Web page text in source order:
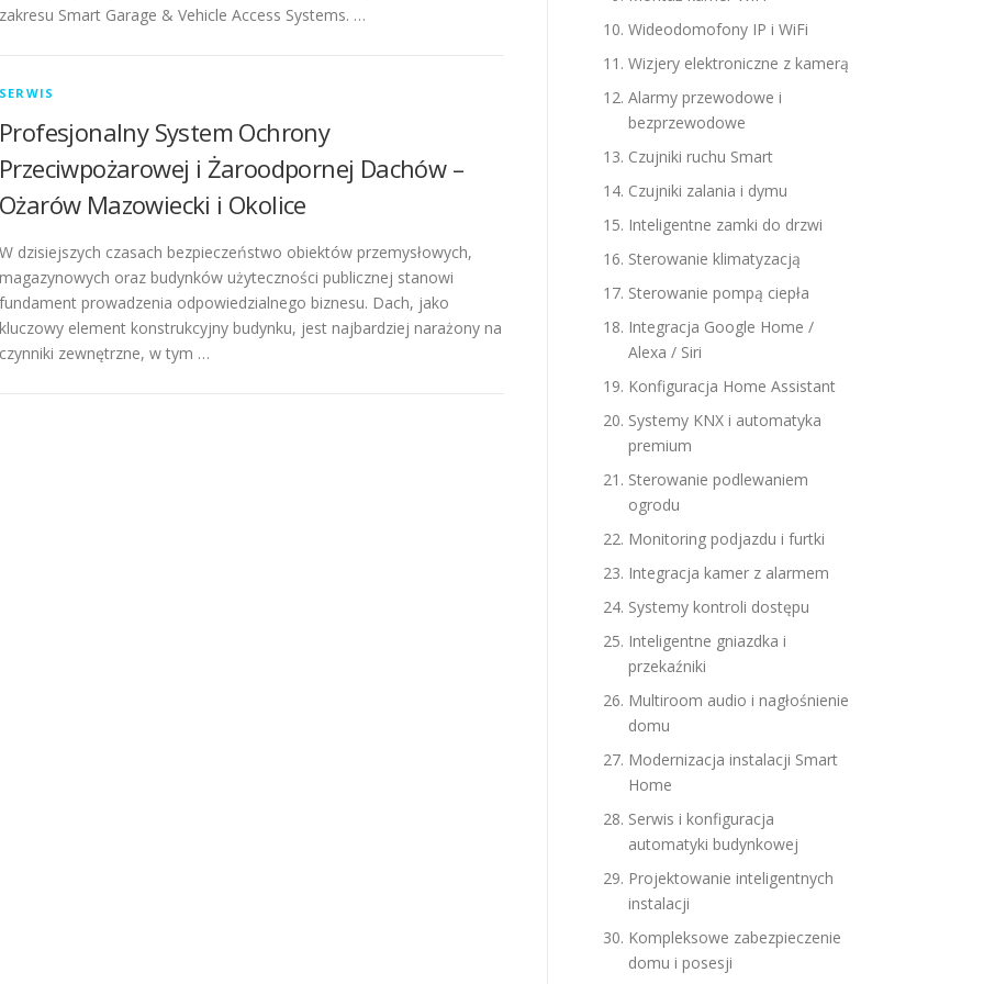
zakresu Smart Garage & Vehicle Access Systems. …
SERWIS
Profesjonalny System Ochrony
Przeciwpożarowej i Żaroodpornej Dachów –
Ożarów Mazowiecki i Okolice
W dzisiejszych czasach bezpieczeństwo obiektów przemysłowych,
magazynowych oraz budynków użyteczności publicznej stanowi
fundament prowadzenia odpowiedzialnego biznesu. Dach, jako
kluczowy element konstrukcyjny budynku, jest najbardziej narażony na
czynniki zewnętrzne, w tym …
Wideodomofony IP i WiFi
Wizjery elektroniczne z kamerą
Alarmy przewodowe i
bezprzewodowe
Czujniki ruchu Smart
Czujniki zalania i dymu
Inteligentne zamki do drzwi
Sterowanie klimatyzacją
Sterowanie pompą ciepła
Integracja Google Home /
Alexa / Siri
Konfiguracja Home Assistant
Systemy KNX i automatyka
premium
Sterowanie podlewaniem
ogrodu
Monitoring podjazdu i furtki
Integracja kamer z alarmem
Systemy kontroli dostępu
Inteligentne gniazdka i
przekaźniki
Multiroom audio i nagłośnienie
domu
Modernizacja instalacji Smart
Home
Serwis i konfiguracja
automatyki budynkowej
Projektowanie inteligentnych
instalacji
Kompleksowe zabezpieczenie
domu i posesji